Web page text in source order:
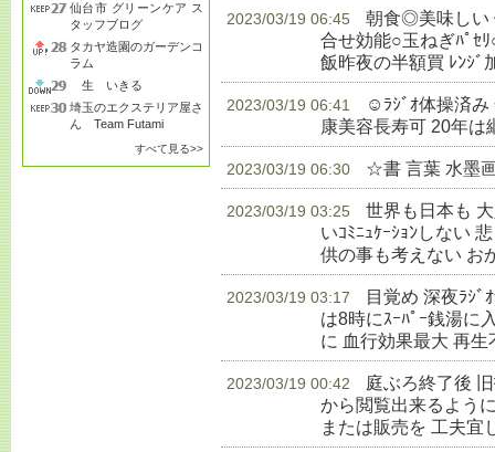
仙台市 グリーンケア ス
タッフブログ
タカヤ造園のガーデンコ
ラム
生 いきる
埼玉のエクステリア屋さ
ん Team Futami
すべて見る>>
2023/03/19 06:45
朝食◎美味しい
合せ効能○玉ねぎﾊﾟｾ
飯昨夜の半額買 ﾚﾝｼﾞ
2023/03/19 06:41
☺ﾗｼﾞｵ体操済み
康美容長寿可 20年は
2023/03/19 06:30 ☆書 言葉 水墨
2023/03/19 03:25
世界も日本も
いｺﾐﾆｭｹｰｼｮﾝしない
供の事も考えない お
2023/03/19 03:17
目覚め 深夜ﾗｼﾞ
は8時にｽｰﾊﾟｰ銭湯に
に 血行効果最大 再
2023/03/19 00:42
庭ぶろ終了後
から閲覧出来るよう
または販売を 工夫宜